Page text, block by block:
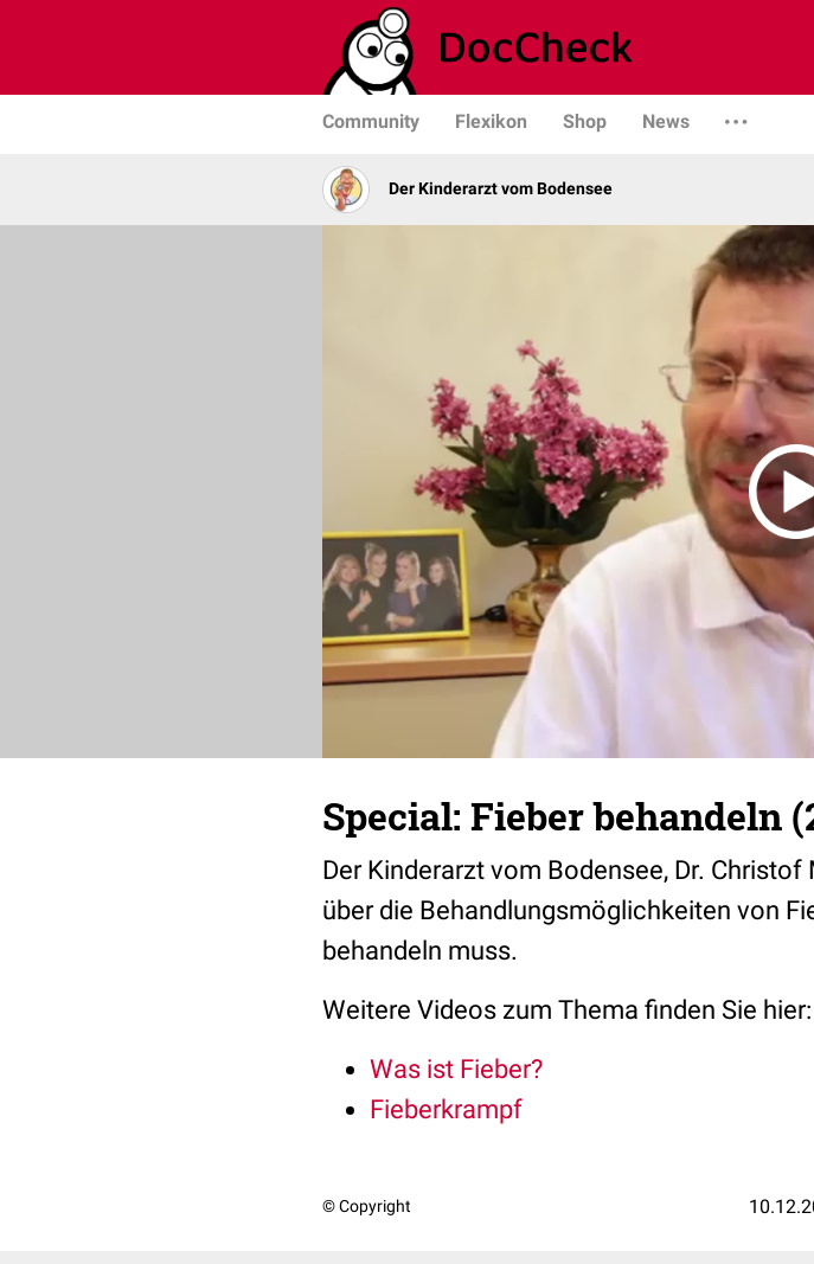
Community Flexikon Shop News
Der Kinderarzt vom Bodensee
Special: Fieber behandeln
Der Kinderarzt vom Bodensee, Dr.
über die Behandlungsmöglichkeiten von
behandeln muss.
Weitere Videos zum Thema finden Sie hier:
Was ist Fieber?
Fieberkrampf
© Copyright